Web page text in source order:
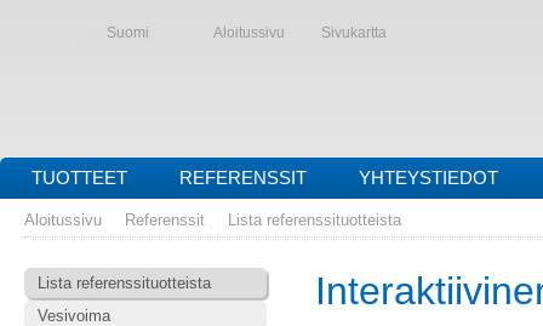
Suomi Aloitussivu Sivukartta
TUOTTEET REFERENSSIT YHTEYSTIEDOT
Aloitussivu Referenssit Lista referenssituotteista
Lista referenssituotteista
Vesivoima